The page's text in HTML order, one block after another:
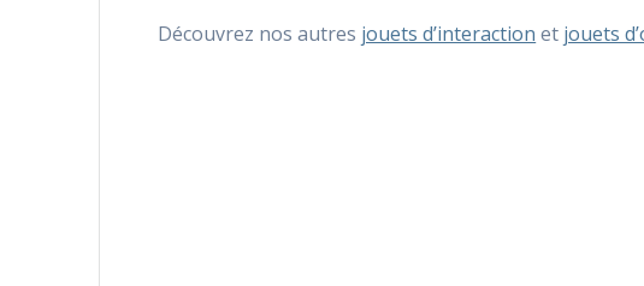
Découvrez nos autres jouets d’interaction et jouets